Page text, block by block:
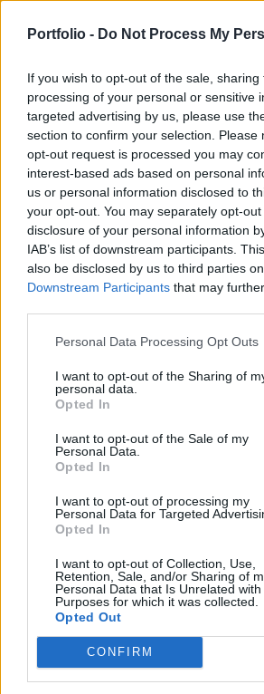
Portfolio - Do Not Process My
If you wish to opt-out of the sale,
processing of your personal or sensitive
targeted advertising by us, please use
section to confirm your selection. Please
opt-out request is processed you may
interest-based ads based on personal
us or personal information disclosed to
your opt-out. You may separately opt-
disclosure of your personal information
IAB’s list of downstream participants.
also be disclosed by us to third parties
Downstream Participants that may
Personal Data Processing Opt Outs
I want to opt-out of the Sharing of
personal data.
Opted In
I want to opt-out of the Sale of my
Personal Data.
Opted In
I want to opt-out of processing my
Personal Data for Targeted
Opted In
I want to opt-out of Collection, Use,
Retention, Sale, and/or Sharing of
Personal Data that Is Unrelated
Purposes for which it was collected.
Opted Out
CONFIRM
sorolta még az orosz Szputnyik
azonban eltért a többi oltóanyag
engedélyezésének folyamatától.
hogy miért fontos az
a folyamat, melyek most az
vakcinák Magyarországon és
tudni róluk.
A koronavírus-járvány tavaszi
beindult az orvostudomány, elkezdték
kutatásokat, melyek a vírus elleni
telik. Az, hogy a koronavírus genetikai
megismerését követően 10 hónappal...
KEDVES OLVASÓNK!
A keresett cikk a portfolio.hu
regisztrációhoz kötött.
Az előfizetés a következőket
Portfolio.hu teljes cikkarchívum
Kötéslisták: BÉT elmúlt 2 év
kötéslistái